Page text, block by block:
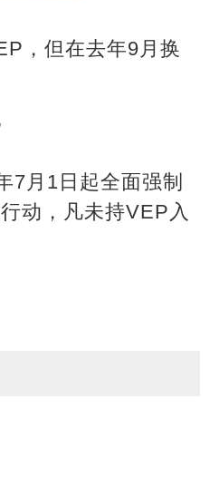
，但在去年9月换
7月1日起全面强制
动，凡未持VEP入